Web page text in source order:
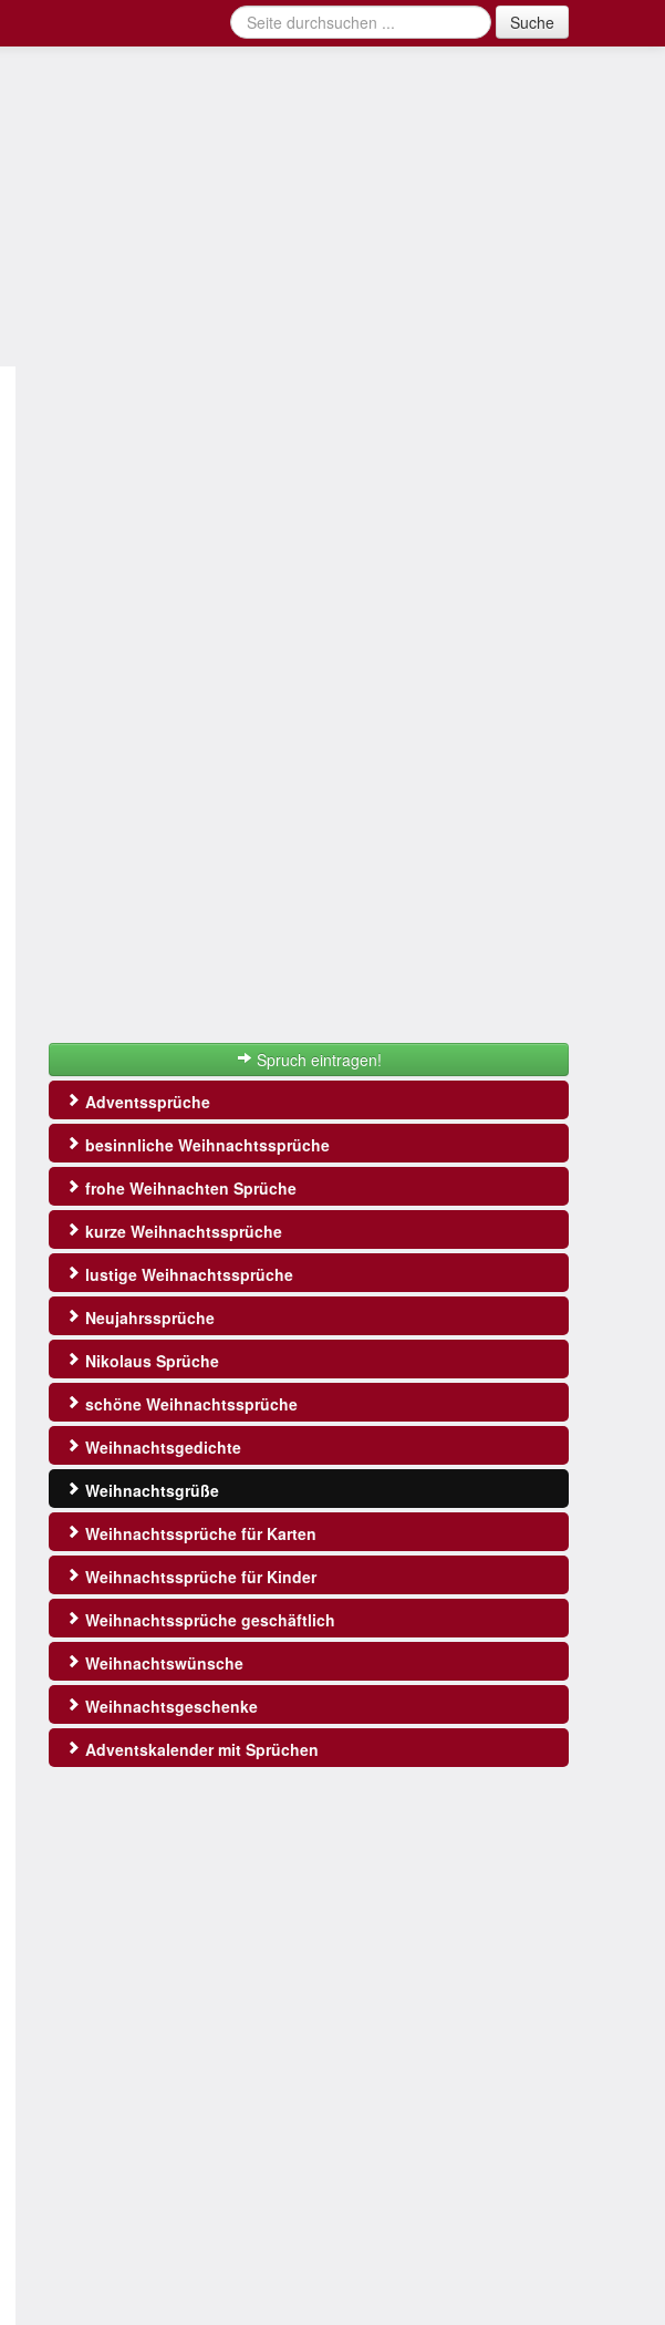
Suche
Spruch eintragen!
Adventssprüche
besinnliche Weihnachtssprüche
frohe Weihnachten Sprüche
kurze Weihnachtssprüche
lustige Weihnachtssprüche
Neujahrssprüche
Nikolaus Sprüche
schöne Weihnachtssprüche
Weihnachtsgedichte
Weihnachtsgrüße
Weihnachtssprüche für Karten
Weihnachtssprüche für Kinder
Weihnachtssprüche geschäftlich
Weihnachtswünsche
Weihnachtsgeschenke
Adventskalender mit Sprüchen